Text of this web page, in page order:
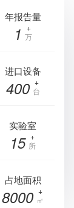
年报告量
1 万
进口设备
400 台
实验室
15 所
占地面积
8000 ㎡